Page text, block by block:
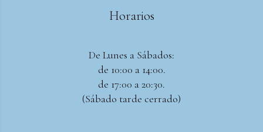
Horarios
De Lunes a Sábados:
de 10:00 a 14:00.
de 17:00 a 20:30.
(Sábado tarde cerrado)